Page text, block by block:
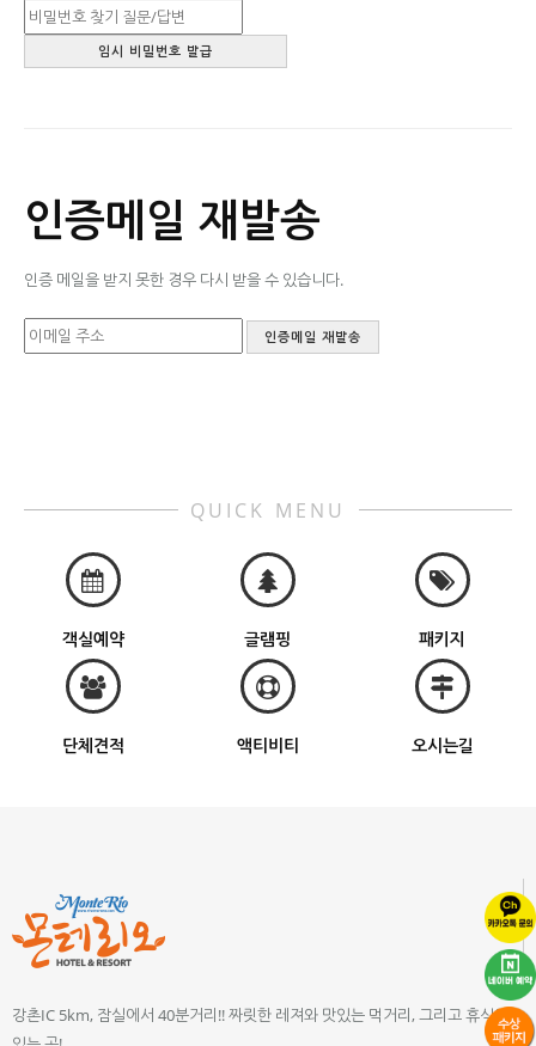
인증메일 재발송
인증 메일을 받지 못한 경우 다시 받을 수 있습니다.
QUICK MENU
객실예약 글램핑 패키지
단체견적 액티비티 오시는길
강촌IC 5km, 잠실에서 40분거리!! 짜릿한 레져와 맛있는 먹거리, 그리고 휴식이